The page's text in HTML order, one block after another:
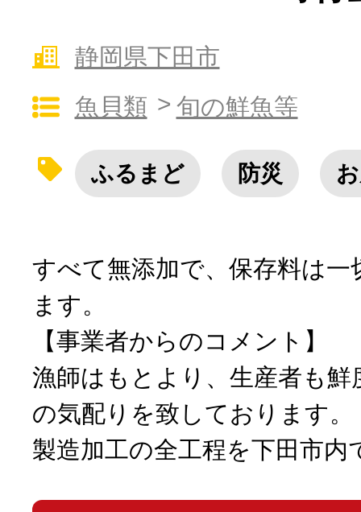
10秒ぴったり診断
自治体直営サイト特集
よくあるご質問
問い合わせ
静岡県下田市
魚貝類
旬の鮮魚等
ふるまど 防災
すべて無添加で、保存料は
ます。
【事業者からのコメント】
漁師はもとより、生産者も鮮
の気配りを致しております。
製造加工の全工程を下田市